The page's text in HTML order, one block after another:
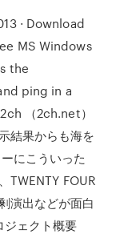
· Download
MS Windows
the
ping in a
（2ch.net）
結果からも海を
にこういった
TWENTY FOUR
演出などが面白
ジェクト概要